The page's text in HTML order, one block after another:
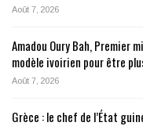
Août 7, 2026
Amadou Oury Bah, Premier
modèle ivoirien pour être
Août 7, 2026
Grèce : le chef de l’État